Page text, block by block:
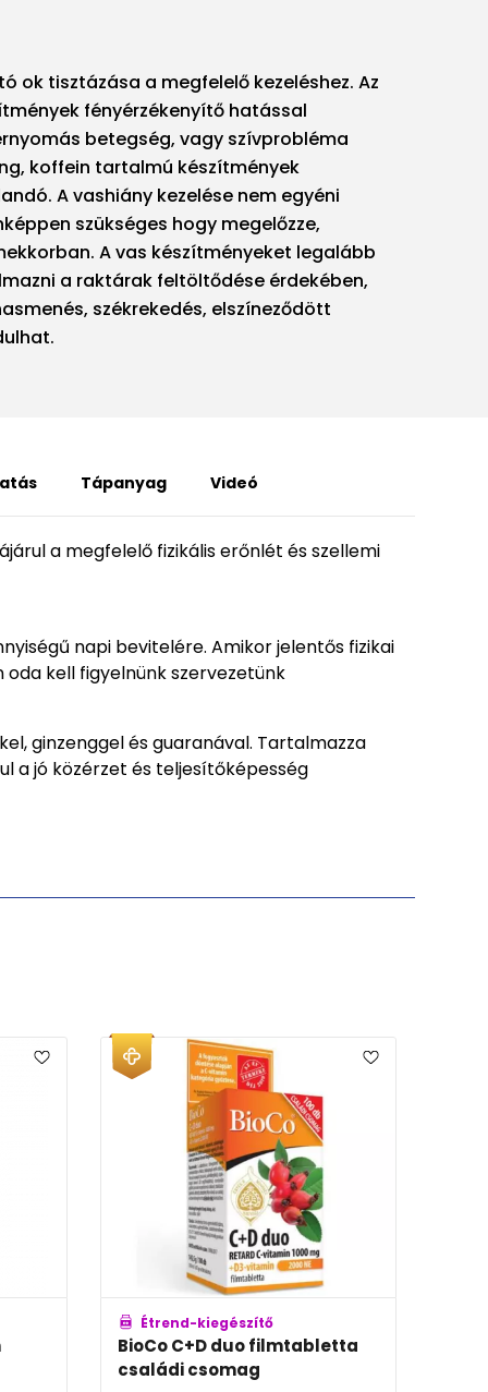
ok tisztázása a megfelelő kezeléshez. Az
fényérzékenyítő hatással
betegség, vagy szívprobléma
koffein tartalmú készítmények
A vashiány kezelése nem egyéni
szükséges hogy megelőzze,
A vas készítményeket legalább
a raktárak feltöltődése érdekében,
székrekedés, elszíneződött
Tápanyag Videó
a megfelelő fizikális erőnlét és szellemi
napi bevitelére. Amikor jelentős fizikai
kell figyelnünk szervezetünk
ginzenggel és guaranával. Tartalmazza
a jó közérzet és teljesítőképesség
Étrend-kiegészítő
BioCo C+D duo filmtabletta
családi csomag